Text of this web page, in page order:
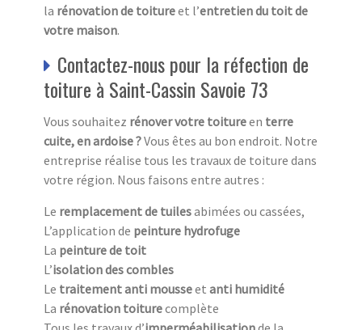
la rénovation de toitureet l’entretien du toit de
votre maison.
Contactez-nous pour la réfection de
toiture à Saint-Cassin Savoie 73
Vous souhaitez rénover votre toitureen terre
cuite, en ardoise ?Vous êtes au bon endroit. Notre
entreprise réalise tous les travaux de toiture dans
votre région. Nous faisons entre autres :
Le remplacement de tuilesabimées ou cassées,
L’application de peinture hydrofuge
La peinture de toit
L’isolation des combles
Le traitement anti mousseet anti humidité
La rénovation toiturecomplète